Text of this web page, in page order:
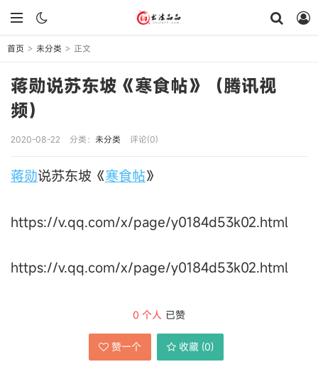
首页 > 未分类 > 正文
蒋勋说苏东坡《寒食帖》（腾讯视
频）
2020-08-22 分类： 未分类 评论(0)
蒋勋说苏东坡《寒食帖》
https://v.qq.com/x/page/y0184d53k02.html
https://v.qq.com/x/page/y0184d53k02.html
0 个人 已赞
赞一个 收藏 (0)